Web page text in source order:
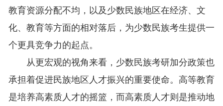
教育资源分配不均，以及少数民族地区在经济、文
化、教育等方面的相对落后，为少数民族考生提供一
个更具竞争力的起点。
从更宏观的视角来看，少数民族考研加分政策也
承担着促进民族地区人才振兴的重要使命。高等教育
是培养高素质人才的摇篮，而高素质人才则是推动地